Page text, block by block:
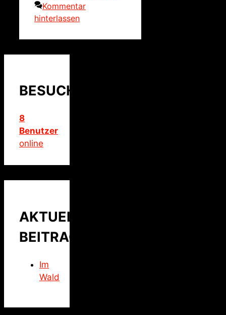
Kommentar
hinterlassen
BESUCHER
8
Benutzer
online
AKTUELLER
BEITRAG
Im
Wald